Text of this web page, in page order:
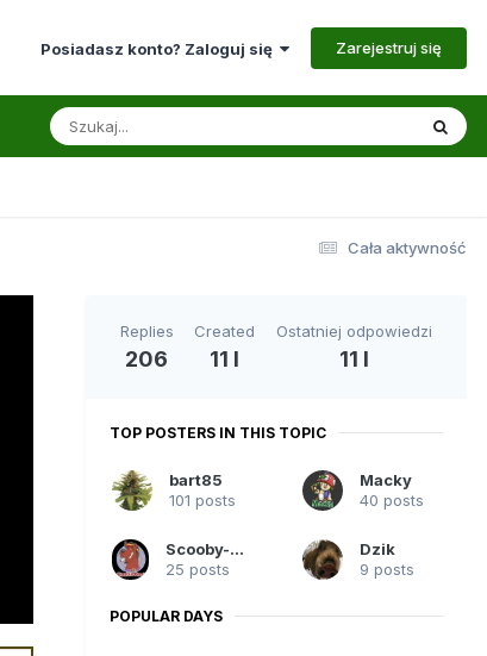
Posiadasz konto? Zaloguj się Zarejestruj się
Cała aktywność
Replies
206
Created
11 l
Ostatniej odpowiedzi
11 l
TOP POSTERS IN THIS TOPIC
bart85
101 posts
Macky
40 posts
Scooby-Doo
25 posts
Dzik
9 posts
POPULAR DAYS